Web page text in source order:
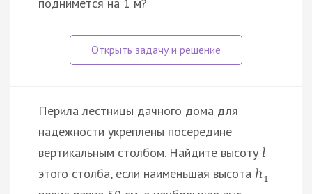
Перила лестницы дачного дома для
надёжности укреплены посередине
вертикальным столбом. Найдите высоту l
этого столба, если наименьшая высота h 1